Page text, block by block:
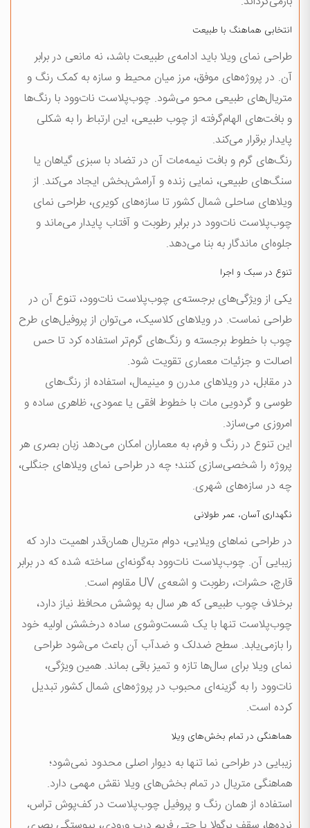
انتخابی هماهنگ با طبیعت
طراحی نمای ویلا باید ادامه‌ی طبیعت باشد، نه مانعی در برابر
آن. در پروژه‌های موفق، مرز میان محیط و سازه به کمک رنگ و
متریال‌های طبیعی محو می‌شود. چوب‌پلاست نات‌وود با رنگ‌ها
و بافت‌های الهام‌گرفته از چوب طبیعی، این ارتباط را به شکلی
پایدار برقرار می‌کند.
رنگ‌های گرم و بافت نیمه‌مات آن در تضاد با سبزی گیاهان یا
سنگ‌های طبیعی، نمایی زنده و آرامش‌بخش ایجاد می‌کند. از
ویلاهای ساحلی شمال کشور تا سازه‌های کویری، طراحی نمای
چوب‌پلاست نات‌وود در برابر رطوبت و آفتاب پایدار می‌ماند و
جلوه‌ای ماندگار به بنا می‌دهد.
تنوع در سبک و اجرا
یکی از ویژگی‌های برجسته‌ی چوب‌پلاست نات‌وود، تنوع آن در
طراحی نماست. در ویلاهای کلاسیک، می‌توان از پروفیل‌های طرح
چوب با خطوط برجسته و رنگ‌های گرم‌تر استفاده کرد تا حس
اصالت و جزئیات معماری تقویت شود.
در مقابل، در ویلاهای مدرن و مینیمال، استفاده از رنگ‌های
طوسی و گردویی مات با خطوط افقی یا عمودی، ظاهری ساده و
امروزی می‌سازد.
این تنوع در رنگ و فرم، به معماران امکان می‌دهد زبان بصری هر
پروژه را شخصی‌سازی کنند؛ چه در طراحی نمای ویلاهای جنگلی،
چه در سازه‌های شهری.
نگهداری آسان، عمر طولانی
در طراحی نماهای ویلایی، دوام متریال همان‌قدر اهمیت دارد که
زیبایی آن. چوب‌پلاست نات‌وود به‌گونه‌ای ساخته شده که در برابر
قارچ، حشرات، رطوبت و اشعه‌ی UV مقاوم است.
برخلاف چوب طبیعی که هر سال به پوشش محافظ نیاز دارد،
چوب‌پلاست تنها با یک شست‌وشوی ساده درخشش اولیه خود
را بازمی‌یابد. سطح ضدلک و ضدآب آن باعث می‌شود طراحی
نمای ویلا برای سال‌ها تازه و تمیز باقی بماند. همین ویژگی،
نات‌وود را به گزینه‌ای محبوب در پروژه‌های شمال کشور تبدیل
کرده است.
هماهنگی در تمام بخش‌های ویلا
زیبایی در طراحی نما تنها به دیوار اصلی محدود نمی‌شود؛
هماهنگی متریال در تمام بخش‌های ویلا نقش مهمی دارد.
استفاده از همان رنگ و پروفیل چوب‌پلاست در کف‌پوش تراس،